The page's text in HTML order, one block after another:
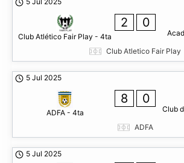
Club Atlético Fair Play - 4ta
2 0
Club Atletico Fair Play
5 Jul 2025
ADFA - 4ta
8 0
Club
ADFA
5 Jul 2025